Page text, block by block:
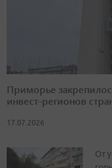
Приморье
инвест-регионов
17.07.2026
От